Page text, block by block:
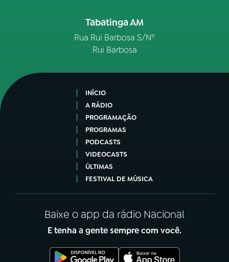
Tabatinga AM
Rua Rui Barbosa S/Nº
Rui Barbosa
INÍCIO
A RÁDIO
PROGRAMAÇÃO
PROGRAMAS
PODCASTS
VIDEOCASTS
ÚLTIMAS
FESTIVAL DE MÚSICA
Baixe o app da rádio Nacional
E tenha a gente sempre com você.